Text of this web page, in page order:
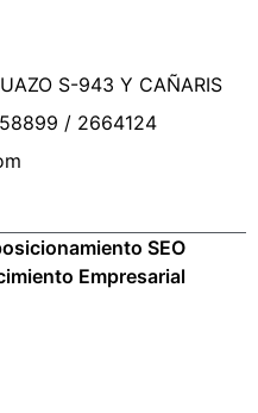
S-943 Y CAÑARIS
/ 2664124
SEO
Empresarial